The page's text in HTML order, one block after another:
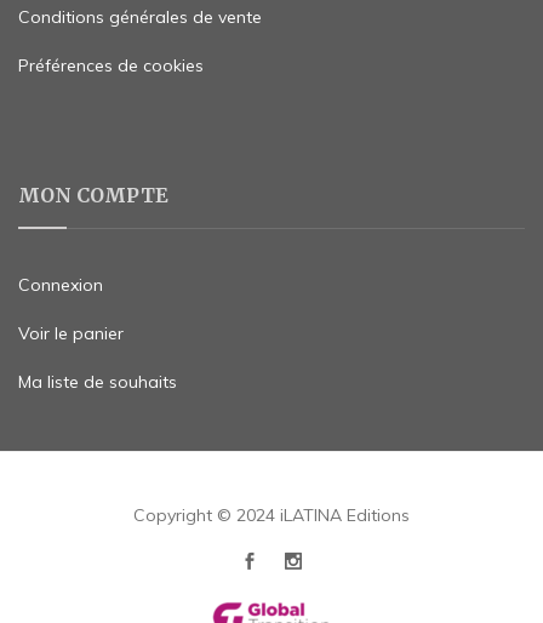
Conditions générales de vente
Préférences de cookies
MON COMPTE
Connexion
Voir le panier
Ma liste de souhaits
Copyright © 2024 iLATINA Editions